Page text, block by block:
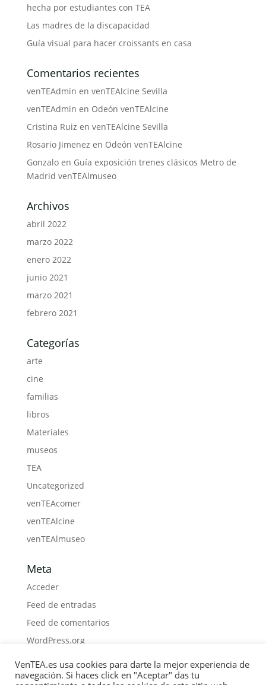
hecha por estudiantes con TEA
Las madres de la discapacidad
Guía visual para hacer croissants en casa
Comentarios recientes
venTEAdmin en venTEAlcine Sevilla
venTEAdmin en Odeón venTEAlcine
Cristina Ruiz en venTEAlcine Sevilla
Rosario Jimenez en Odeón venTEAlcine
Gonzaloen Guía exposición trenes clásicos Metro de
Madrid venTEAlmuseo
Archivos
abril 2022
marzo 2022
enero 2022
junio 2021
marzo 2021
febrero 2021
Categorías
arte
cine
familias
libros
Materiales
museos
TEA
Uncategorized
venTEAcomer
venTEAlcine
venTEAlmuseo
Meta
Acceder
Feed de entradas
Feed de comentarios
WordPress.org
VenTEA.es usa cookies para darte la mejor experiencia de
navegación. Si haces click en "Aceptar" das tu